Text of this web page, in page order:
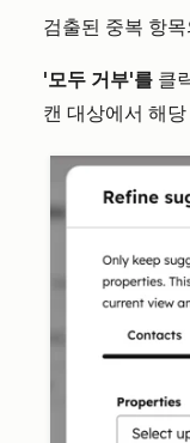
검출된 중복 항
'모두 거부'를 클
캔 대상에서 해